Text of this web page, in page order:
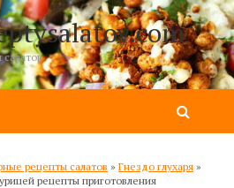
рецепты салатов » Гнездо глухаря »
рецепты приготовления